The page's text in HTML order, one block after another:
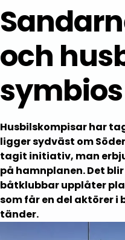
och
symbios
Husbilskompisar har
ligger sydväst om
tagit initiativ, man
på hamnplanen. Det
båtklubbar upplåter
som får en del aktörer i
tänder.